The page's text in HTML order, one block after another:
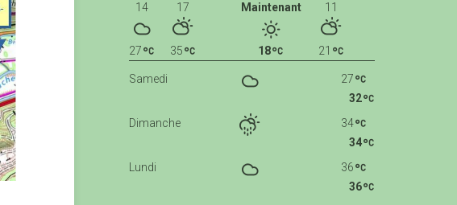
Maintenant
18
11
21
14
27
17
35
Samedi
27
32
Dimanche
34
34
Lundi
36
36